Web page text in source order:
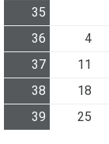
35
36
4
37
11
38
18
39
25